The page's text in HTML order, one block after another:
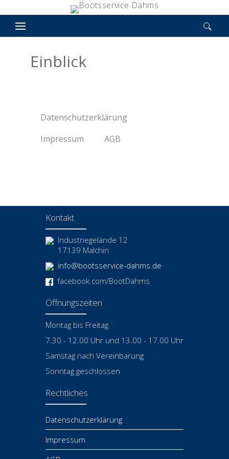
Suchen nach:
Einblick
Datenschutzerklärung
Impressum
AGB
Kontakt
Industriegelände 12
17139 Malchin
info@bootsservice-dahms.de
facebook.com/BootDahms
Öffnungszeiten
Montag bis Freitag
7.30 - 12.00 Uhr und 13.00 - 17.00 Uhr
Samstag nach Vereinbarung
Sonntag geschlossen
Rechtliches
Datenschutzerklärung
Impressum